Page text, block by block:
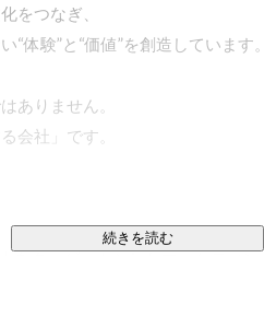
をつなぎ、
体験”と“価値”を創造しています。
ありません。
会社」です。
続きを読む